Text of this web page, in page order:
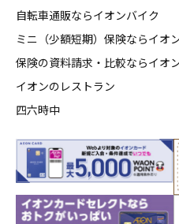
自転車通販ならイオンバイク
ミニ（少額短期）保険ならイオ
保険の資料請求・比較ならイオ
イオンのレストラン
四六時中